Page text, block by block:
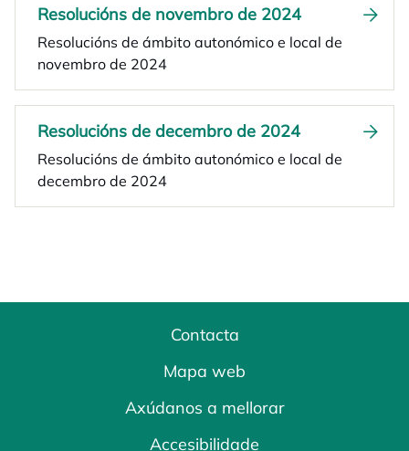
Resolucións de novembro de 2024
Resolucións de ámbito autonómico e local de
novembro de 2024
Resolucións de decembro de 2024
Resolucións de ámbito autonómico e local de
decembro de 2024
Contacta
Mapa web
Axúdanos a mellorar
Accesibilidade